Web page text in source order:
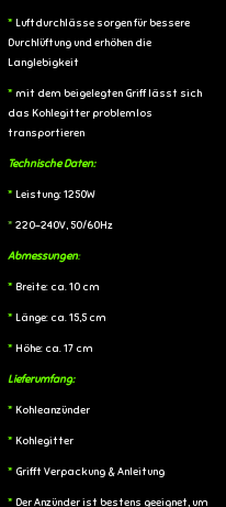
* Luftdurchlässe sorgen für bessere
Durchlüftung und erhöhen die
Langlebigkeit
* mit dem beigelegten Griff lässt sich
das Kohlegitter problemlos
transportieren
Technische Daten:
* Leistung: 1250W
* 220-240V, 50/60Hz
Abmessungen:
* Breite: ca. 10 cm
* Länge: ca. 15,5 cm
* Höhe: ca. 17 cm
Lieferumfang:
* Kohleanzünder
* Kohlegitter
* Grifft Verpackung & Anleitung
* Der Anzünder ist bestens geeignet, um